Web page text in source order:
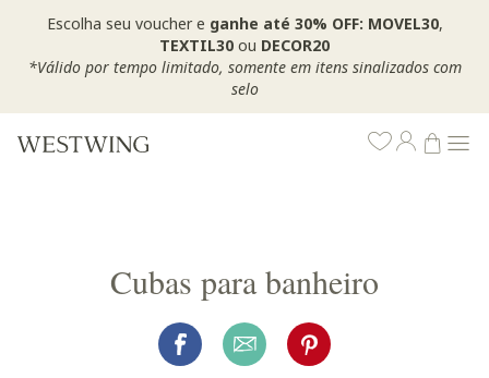
Escolha seu voucher e ganhe até 30% OFF: MOVEL30,
TEXTIL30 ou DECOR20
*Válido por tempo limitado, somente em itens sinalizados com
selo
Cubas para banheiro